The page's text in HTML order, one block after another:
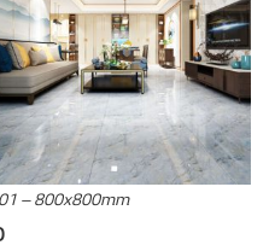
– 800x800mm